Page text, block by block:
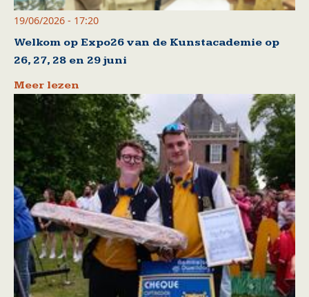
19/06/2026 - 17:20
Welkom op Expo26 van de Kunstacademie op
26, 27, 28 en 29 juni
Meer lezen